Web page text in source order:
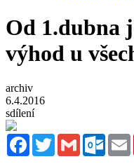
Od 1.dubna
výhod u
archiv
6.4.2016
sdílení
FacebookTwitterGmail